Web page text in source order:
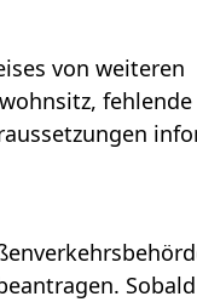
von weiteren
fehlende